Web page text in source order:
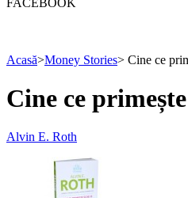
Acasă>Money Stories> Cine ce
Cine ce
Alvin E. Roth